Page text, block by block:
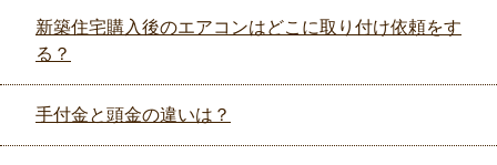
新築住宅購入後のエアコンはどこに取り付け依頼をす
る？
手付金と頭金の違いは？